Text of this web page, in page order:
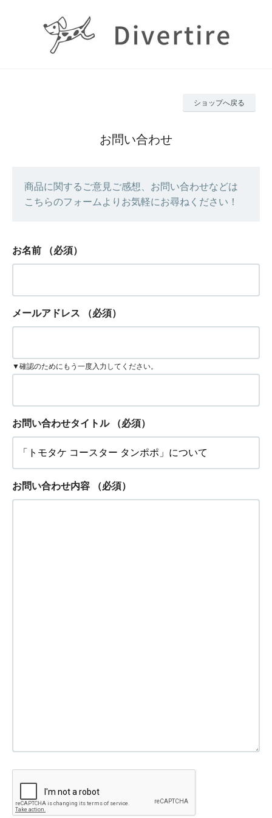
ショップへ戻る
お問い合わせ
商品に関するご意見ご感想、お問い合わせなどは
こちらのフォームよりお気軽にお尋ねください！
お名前 （必須）
メールアドレス （必須）
▼確認のためにもう一度入力してください。
お問い合わせタイトル （必須）
お問い合わせ内容 （必須）